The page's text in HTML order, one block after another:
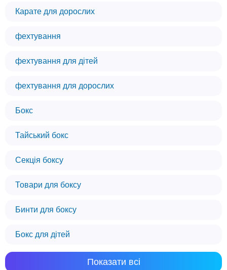
Карате для дорослих
фехтування
фехтування для дітей
фехтування для дорослих
Бокс
Тайський бокс
Секція боксу
Товари для боксу
Бинти для боксу
Бокс для дітей
Показати всі
Ми використовуємо файли cookie